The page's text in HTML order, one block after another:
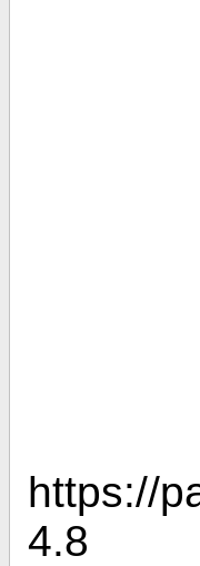
https://
4.8